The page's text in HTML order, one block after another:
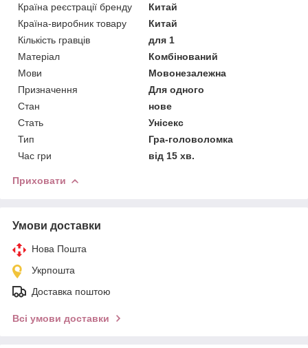
Країна реєстрації бренду
Китай
Країна-виробник товару
Китай
Кількість гравців
для 1
Матеріал
Комбінований
Мови
Мовонезалежна
Призначення
Для одного
Стан
нове
Стать
Унісекс
Тип
Гра-головоломка
Час гри
від 15 хв.
Приховати
Умови доставки
Нова Пошта
Укрпошта
Доставка поштою
Всі умови доставки